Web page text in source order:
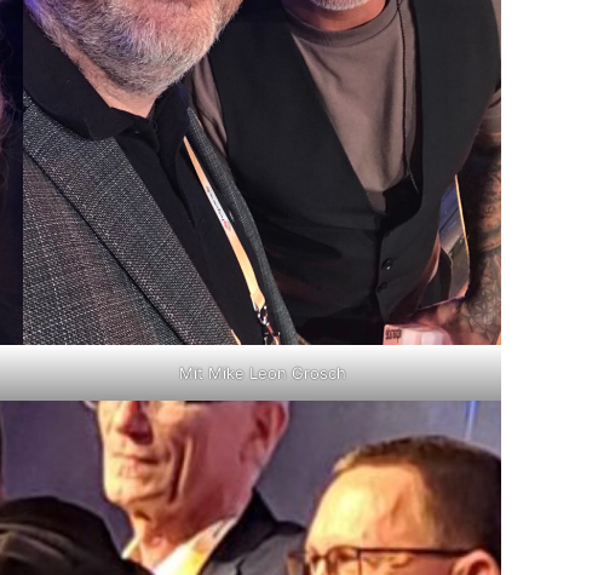
Mit Mike Leon Grosch